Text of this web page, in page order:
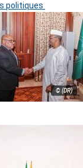
politiques
© (DR)